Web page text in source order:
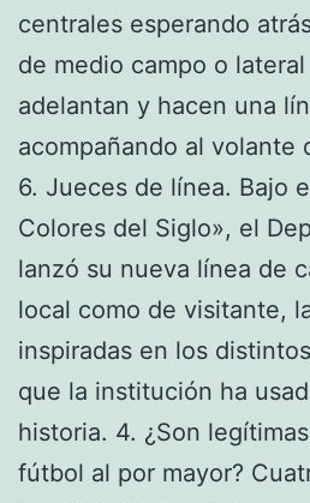
centrales esperando
de medio campo o
adelantan y hacen una
acompañando al volante
6. Jueces de línea. Bajo
Colores del Siglo», el
lanzó su nueva línea de
local como de visitante,
inspiradas en los
que la institución ha
historia. 4. ¿Son
fútbol al por mayor?